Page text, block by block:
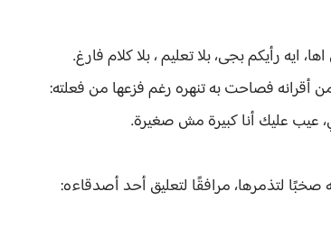
ايه رأيكم بجى، بلا تعليم ، بلا كلام فارغ.
فصاحت به تنهره رغم فزعها من فعلته:
عيب عليك أنا كبيرة مش صغيرة.
لتذمرها، مرافقًا لتعليق أحد أصدقاءه: